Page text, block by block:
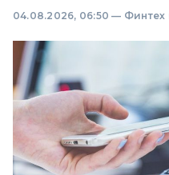
04.08.2026, 06:50 — Финтех